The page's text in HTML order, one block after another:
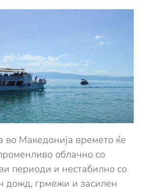
во Македонија времето ќе
облачно со
периоди и нестабилно со
дожд, грмежи и засилен